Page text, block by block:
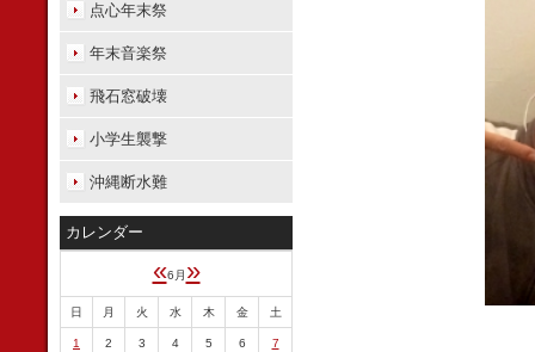
点心年末祭
年末音楽祭
飛石窓破壊
小学生襲撃
沖縄断水難
カレンダー
«6月 »
日 月 火 水 木 金 土
1 2 3 4 5 6 7